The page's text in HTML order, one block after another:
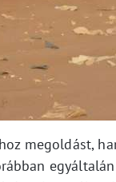
megoldást,